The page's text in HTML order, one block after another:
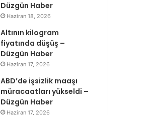
Düzgün Haber
Haziran 18, 2026
Altının kilogram
fiyatında düşüş –
Düzgün Haber
Haziran 17, 2026
ABD’de işsizlik maaşı
müracaatları yükseldi –
Düzgün Haber
Haziran 17, 2026